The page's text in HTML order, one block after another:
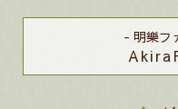
- 明樂フ